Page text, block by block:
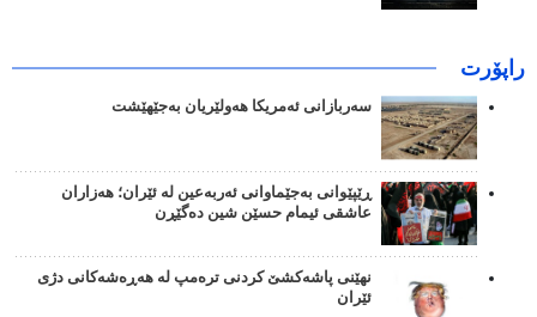
راپۆرت
سەربازانی ئەمریکا هەولێریان بەجێهێشت
ڕێپێوانی بەجێماوانی ئەربەعین لە ئێران؛ هەزاران
عاشقی ئیمام حسێن شین دەگێڕن
نهێنی پاشەکشێ کردنی ترەمپ لە هەڕەشەکانی دژی
ئێران